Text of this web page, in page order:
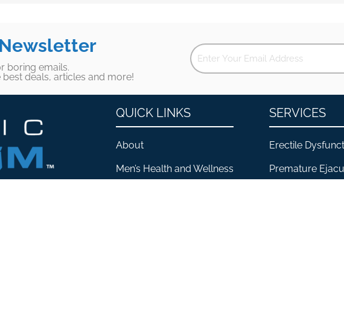
boring emails.
deals, articles and more!
QUICK LINKS
About
Men’s Health and Wellness
SERVICES
Erectile
Premature